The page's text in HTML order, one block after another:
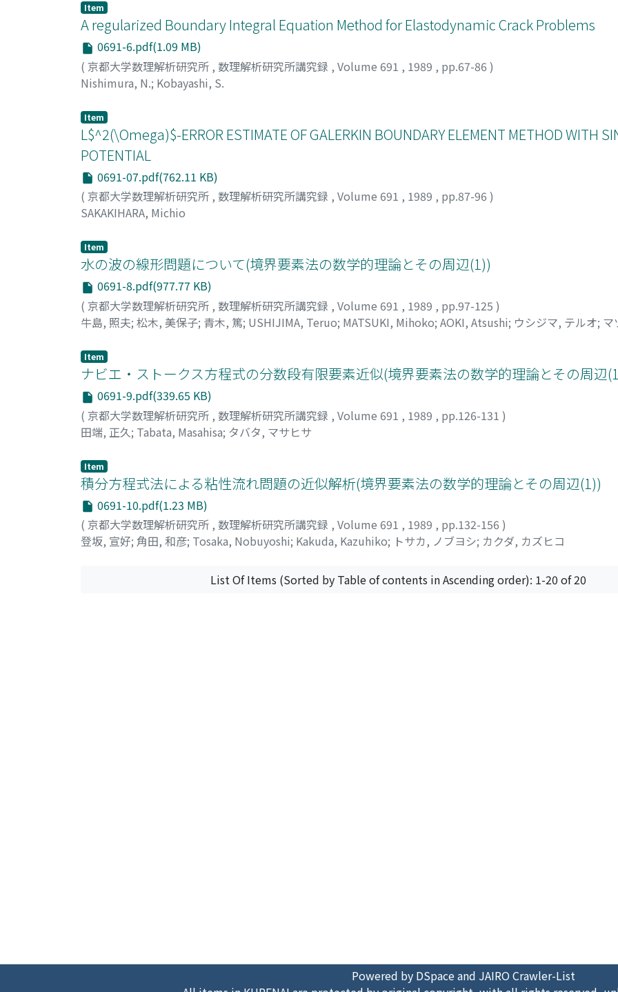
Item
A regularized Boundary Integral Equation Method for Elastodynamic Crack Problems
0691-6.pdf(1.09 MB)
( 京都大学数理解析研究所 , 数理解析研究所講究録 , Volume 691 , 1989 , pp.67-86 )
Nishimura, N.; Kobayashi, S.
Item
L$^2(\Omega)$-ERROR ESTIMATE OF GALERKIN BOUNDARY ELEMENT METHOD WITH
POTENTIAL
0691-07.pdf(762.11 KB)
( 京都大学数理解析研究所 , 数理解析研究所講究録 , Volume 691 , 1989 , pp.87-96 )
SAKAKIHARA, Michio
Item
水の波の線形問題について(境界要素法の数学的理論とその周辺(1))
0691-8.pdf(977.77 KB)
( 京都大学数理解析研究所 , 数理解析研究所講究録 , Volume 691 , 1989 , pp.97-125 )
牛島, 照夫; 松木, 美保子; 青木, 篤; USHIJIMA, Teruo; MATSUKI, Mihoko; AOKI, Atsushi; ウシジマ, テルオ; マ
Item
ナビエ・ストークス方程式の分数段有限要素近似(境界要素法の数学的理論とその周辺
0691-9.pdf(339.65 KB)
( 京都大学数理解析研究所 , 数理解析研究所講究録 , Volume 691 , 1989 , pp.126-131 )
田端, 正久; Tabata, Masahisa; タバタ, マサヒサ
Item
積分方程式法による粘性流れ問題の近似解析(境界要素法の数学的理論とその周辺(1))
0691-10.pdf(1.23 MB)
( 京都大学数理解析研究所 , 数理解析研究所講究録 , Volume 691 , 1989 , pp.132-156 )
登坂, 宣好; 角田, 和彦; Tosaka, Nobuyoshi; Kakuda, Kazuhiko; トサカ, ノブヨシ; カクダ, カズヒコ
List Of Items (Sorted by Table of contents in Ascending order): 1-20 of 20
Powered by DSpace and JAIRO Crawler-List